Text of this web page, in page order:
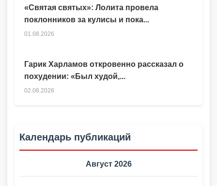
Гарик Харламов откровенно рассказал о
похудении: «Был худой,...
02.08.2026
«Святая святых»: Лолита провела
поклонников за кулисы и пока...
01.08.2026
Календарь публикаций
Август 2026